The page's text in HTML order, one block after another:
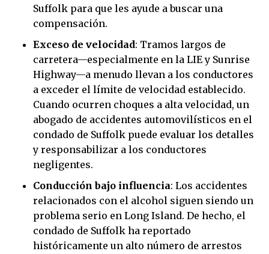
Suffolk para que les ayude a buscar una
compensación.
Exceso de velocidad: Tramos largos de
carretera—especialmente en la LIE y Sunrise
Highway—a menudo llevan a los conductores
a exceder el límite de velocidad establecido.
Cuando ocurren choques a alta velocidad, un
abogado de accidentes automovilísticos en el
condado de Suffolk puede evaluar los detalles
y responsabilizar a los conductores
negligentes.
Conducción bajo influencia: Los accidentes
relacionados con el alcohol siguen siendo un
problema serio en Long Island. De hecho, el
condado de Suffolk ha reportado
históricamente un alto número de arrestos